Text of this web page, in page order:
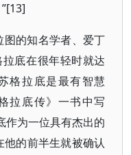
的知名学者、爱丁
底在很年轻时就达
格拉底是最有智慧
拉底传》一书中写
作为一位具有杰出的
的前半生就被确认